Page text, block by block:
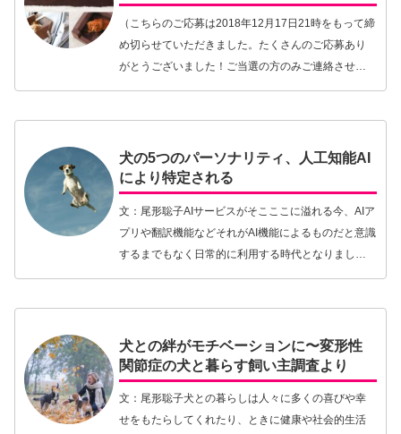
（こちらのご応募は2018年12月17日21時をもって締
め切らせていただきました。たくさんのご応募あり
がとうございました！ご当選の方のみご連絡させて
犬の5つのパーソナリティ、人工知能AI
により特定される
文：尾形聡子AIサービスがそこここに溢れる今、AIア
プリや翻訳機能などそれがAI機能によるものだと意識
するまでもなく日常的に利用する時代となりまし
犬との絆がモチベーションに〜変形性
関節症の犬と暮らす飼い主調査より
文：尾形聡子犬との暮らしは人々に多くの喜びや幸
せをもたらしてくれたり、ときに健康や社会的生活